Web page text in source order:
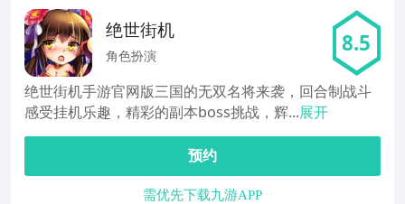
绝世街机
角色扮演 8.5
绝世街机手游官网版三国的无双名将来袭，回合制战斗
感受挂机乐趣，精彩的副本boss挑战，辉...展开
预约
需优先下载九游APP